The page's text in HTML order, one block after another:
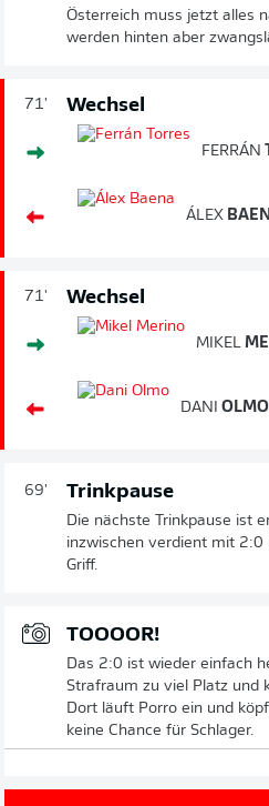
Österreich muss jetzt alles
werden hinten aber
71' Wechsel
FERRÁN
ÁLEX
71' Wechsel
MIKEL
DANI OLMO
69' Trinkpause
Die nächste Trinkpause ist
inzwischen verdient mit 2:0
Griff.
TOOOOR!
Das 2:0 ist wieder einfach
Strafraum zu viel Platz und
Dort läuft Porro ein und
keine Chance für Schlager.